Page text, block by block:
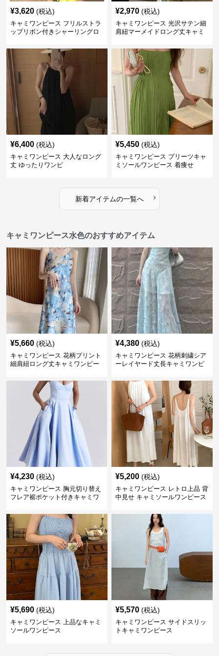
¥3,620 (税込)
キャミワンピース フリルストラ
ップリボン付きシャーリングロ
ン
¥2,970 (税込)
キャミワンピース 光沢サテン細
肩紐マーメイドロング丈キャミ
¥6,400 (税込)
キャミワンピース 大人なロング
丈 ゆったりワンピ
¥5,450 (税込)
キャミワンピース プリーツキャ
ミソールワンピース 着痩せ
新着アイテムの一覧へ ›
キャミワンピース水色のおすすめアイテム
¥5,660 (税込)
キャミワンピース 花柄プリント
細肩紐ロング丈キャミワンピー
¥4,380 (税込)
キャミワンピース 花柄刺繍シア
ーレイヤード丈長キャミワンピ
¥4,230 (税込)
キャミワンピース 胸元切り替え
フレア裾ポケット付きキャミワ
¥5,200 (税込)
キャミワンピース レトロ上品 背
中見せ キャミソールワンピース
¥5,690 (税込)
キャミワンピース 上品なキャミ
ソールワンピース
¥5,570 (税込)
キャミワンピース サイドスリッ
トキャミワンピース